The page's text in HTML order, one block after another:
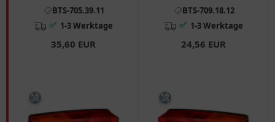
BTS-705.39.11
✅ 1-3 Werktage
35,60 EUR
BTS-709.18.12
✅ 1-3 Werktage
24,56 EUR